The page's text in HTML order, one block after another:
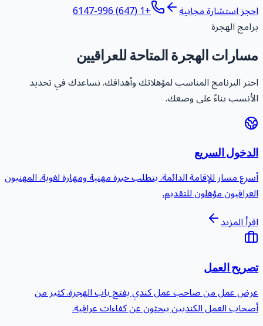
استشارة مجانية
+1 (647) 996-6147
الهجرة
الهجرة المتاحة للعراقيين
البرنامج المناسب لمؤهلاتك وأهدافك. نساعدك في تحديد
بناءً على وضعك.
السريع
مسار للإقامة الدائمة. يتطلب خبرة مهنية ومهارة لغوية. المهنيون
مؤهلون للتقديم.
المزيد
العمل
عمل من صاحب عمل كندي يفتح باب الهجرة. كثير من
العمل الكنديين يبحثون عن كفاءات عراقية.